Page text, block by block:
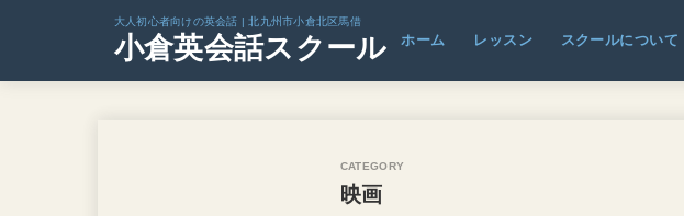
大人初心者向けの英会話 | 北九州市小倉北区馬借
小倉英会話スクール ホーム レッスン スクールについて
映画